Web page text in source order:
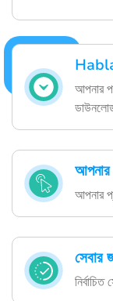
আপনার
আপনার
আপনার
সেবার